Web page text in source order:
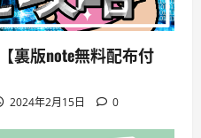
裏版note無料配布付
2024年2月15日 0